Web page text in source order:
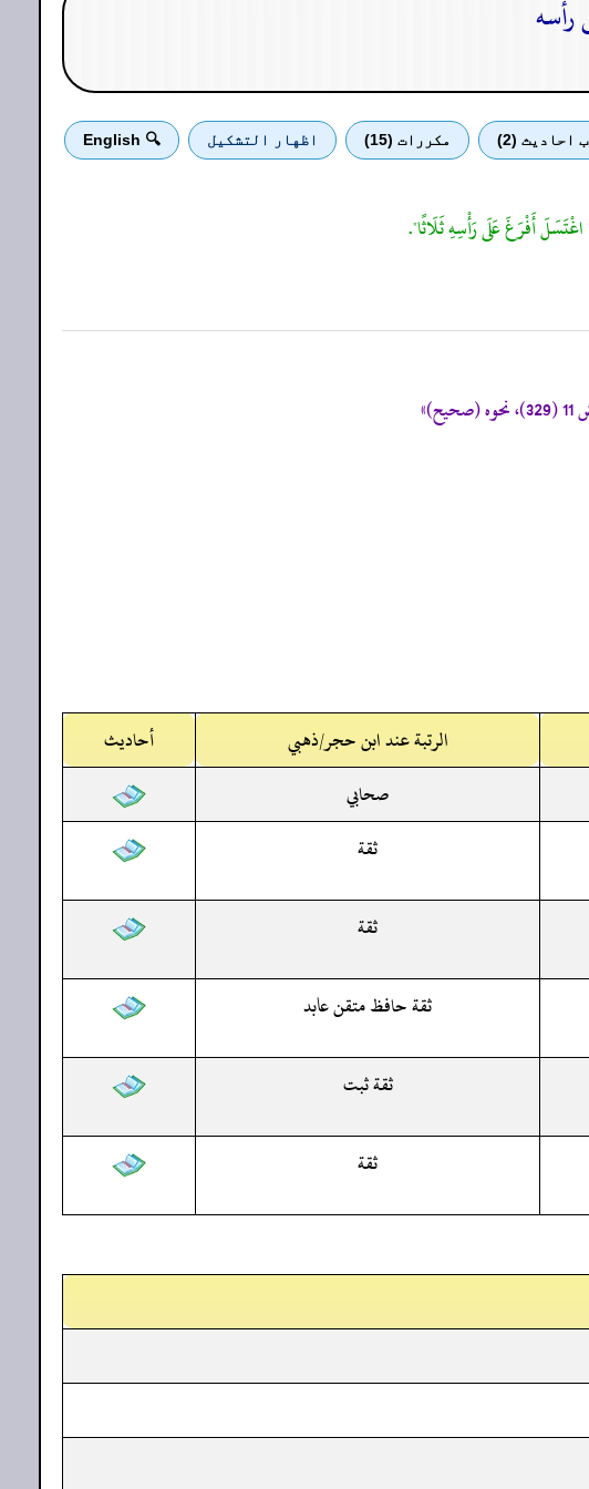
احادیث (2) مكررات (15) اظهار التشكيل 🔍 English
أَفْرَغَ عَلَى رَأْسِهِ ثَلَاثًا".
الرتبة عند ابن حجر/ذهبي
أحاديث
صحابي
ثقة
ثقة
ثقة حافظ متقن عابد
ثقة ثبت
ثقة